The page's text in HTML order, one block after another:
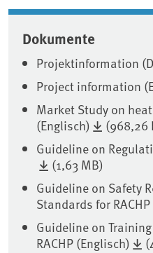
Dokumente
Projektinformation
Project information
Market Study on
(Englisch)
(968,26
Guideline on
(1,63 MB)
Guideline on Safety
Standards for
Guideline on
RACHP (Englisch)